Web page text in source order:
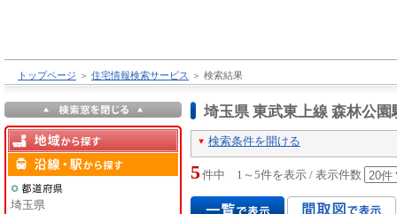
トップページ ＞ 住宅情報検索サービス ＞ 検索結果
埼玉県 東武東上線 森林公
検索条件を開ける
5件中 1～5件を表示 / 表示件数
埼玉県